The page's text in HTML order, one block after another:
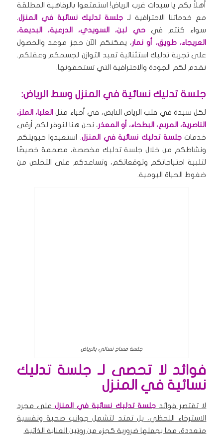
أهلاً بكم يا سيدات غرب الرياض! استمتعوا بالرفاهية المطلقة
مع خدماتنا الاحترافية لـ جلسة تدليك نسائية في المنزل.
سواء كنتم فيحي لبن، السويدي، الدرعية، البديعة،
العريجاء، طويق، أو نمار، يمكنكم الآن حجز موعد والحصول
على تجربة تدليك استثنائية تعيد التوازن لجسمكم وعقلكم.
نقدم لكم الجودة والاحترافية التي تستحقونها.
جلسة تدليك نسائية في المنزل وسط الرياض:
لكل سيدة في قلب الرياض النابض، في أحياء مثل العليا، الملز،
الناصرية، المربع، البطحاء، أو المعذر، نحن هنا لنوفر لكم أرقى
خدماتجلسة تدليك نسائية في المنزل. استعيدوا حيويتكم
ونشاطكم من خلال جلسة تدليك مخصصة، مصممة خصيصًا
لتلبية احتياجاتكم وتوقعاتكم، وتساعدكم على التخلص من
ضغوط الحياة اليومية.
جلسة مساج نسائي بالرياض
فوائد لا تحصى لـ جلسة تدليك
نسائية في المنزل
لا تقتصر فوائدجلسة تدليك نسائية في المنزلعلى مجرد
الاسترخاء اللحظي، بل تمتد لتشمل جوانب صحية ونفسية
متعددة، مما يجعلها ضرورية كجزء من روتين العناية الذاتية.